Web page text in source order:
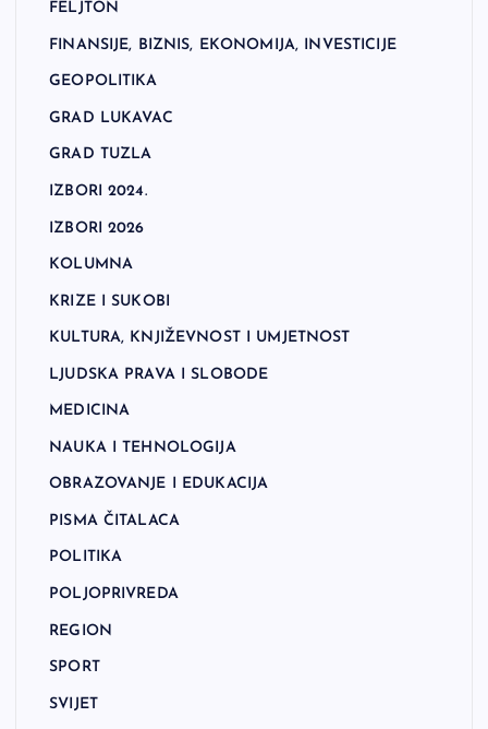
FELJTON
FINANSIJE, BIZNIS, EKONOMIJA, INVESTICIJE
GEOPOLITIKA
GRAD LUKAVAC
GRAD TUZLA
IZBORI 2024.
IZBORI 2026
KOLUMNA
KRIZE I SUKOBI
KULTURA, KNJIŽEVNOST I UMJETNOST
LJUDSKA PRAVA I SLOBODE
MEDICINA
NAUKA I TEHNOLOGIJA
OBRAZOVANJE I EDUKACIJA
PISMA ČITALACA
POLITIKA
POLJOPRIVREDA
REGION
SPORT
SVIJET